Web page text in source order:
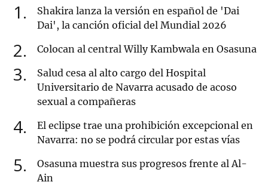
1
Shakira lanza la versión en español de 'Dai
Dai', la canción oficial del Mundial 2026
2 Colocan al central Willy Kambwala en Osasuna
3
Salud cesa al alto cargo del Hospital
Universitario de Navarra acusado de acoso
sexual a compañeras
4
El eclipse trae una prohibición excepcional en
Navarra: no se podrá circular por estas vías
5
Osasuna muestra sus progresos frente al Al-
Ain